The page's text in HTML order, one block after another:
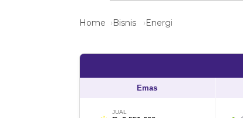
Home Bisnis Energi
Emas
JUAL